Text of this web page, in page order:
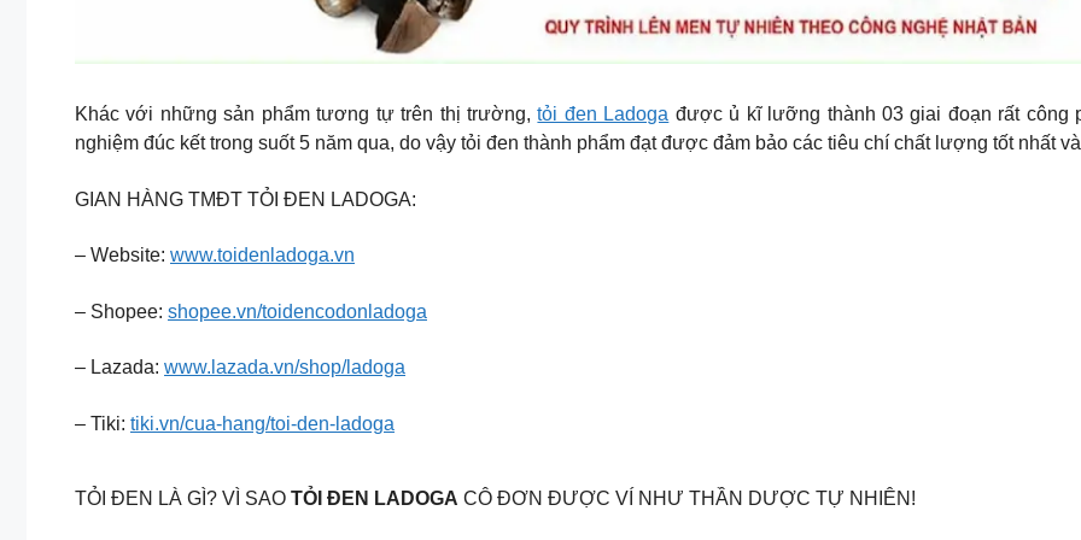
Khác với những sản phẩm tương tự trên thị trường,tỏi đen Ladoga được ủ kĩ lưỡng thành 03 giai đoạn rất công
nghiệm đúc kết trong suốt 5 năm qua, do vậy tỏi đen thành phẩm đạt được đảm bảo các tiêu chí chất lượng tốt nhất
GIAN HÀNG TMĐT TỎI ĐEN LADOGA:
– Website: www.toidenladoga.vn
– Shopee: shopee.vn/toidencodonladoga
– Lazada: www.lazada.vn/shop/ladoga
– Tiki: tiki.vn/cua-hang/toi-den-ladoga
TỎI ĐEN LÀ GÌ? VÌ SAO TỎI ĐEN LADOGA CÔ ĐƠN ĐƯỢC VÍ NHƯ THẦN DƯỢC TỰ NHIÊN!